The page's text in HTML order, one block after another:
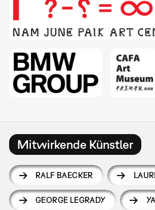
Mitwirkende Künstler
RALF BAECKER
GEORGE LEGRADY